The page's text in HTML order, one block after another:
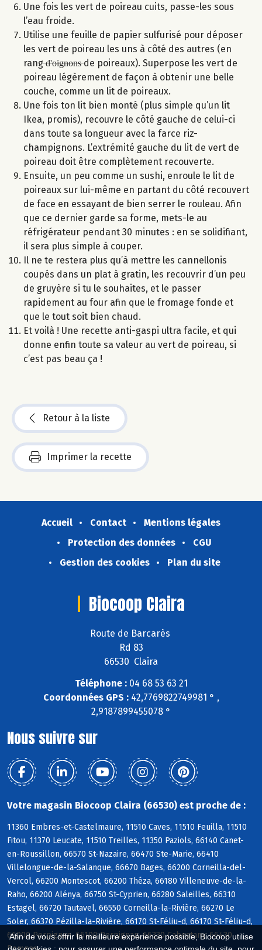
Afin de vous offrir la meilleure expérience possible, Biocoop utilise
Une fois les vert de poireau cuits, passe-les sous
l’eau froide.
Utilise une feuille de papier sulfurisé pour déposer
les vert de poireau les uns à côté des autres (en
rang ̶d̶'̶o̶i̶g̶n̶o̶n̶s̶ de poireaux). Superpose les vert de
poireau légèrement de façon à obtenir une belle
couche, comme un lit de poireaux.
Une fois ton lit bien monté (plus simple qu’un lit
Ikea, promis), recouvre le côté gauche de celui-ci
dans toute sa longueur avec la farce riz-
champignons. L’extrémité gauche du lit de vert de
poireau doit être complètement recouverte.
Ensuite, un peu comme un sushi, enroule le lit de
poireaux sur lui-même en partant du côté recouvert
de face en essayant de bien serrer le rouleau. Afin
que ce dernier garde sa forme, mets-le au
réfrigérateur pendant 30 minutes : en se solidifiant,
il sera plus simple à couper.
Il ne te restera plus qu’à mettre les cannellonis
coupés dans un plat à gratin, les recouvrir d’un peu
de gruyère si tu le souhaites, et le passer
rapidement au four afin que le fromage fonde et
que le tout soit bien chaud.
Et voilà ! Une recette anti-gaspi ultra facile, et qui
donne enfin toute sa valeur au vert de poireau, si
c’est pas beau ça !
Retour à la liste
Imprimer la recette
Accueil Contact
Mentions légales
Protection des données
CGU
Gestion des cookies
Plan du site
Biocoop Claira
Route de Barcarès
Rd 83
66530 Claira
Téléphone :04 68 53 63 21
Coordonnées GPS :42,7769822749981 ° ,
2,9187899455078 °
Nous suivre sur
Votre magasin Biocoop Claira (66530) est proche de :
11360 Embres-et-Castelmaure, 11510 Caves, 11510 Feuilla, 11510
Fitou, 11370 Leucate, 11510 Treilles, 11350 Paziols, 66140 Canet-
en-Roussillon, 66570 St-Nazaire, 66470 Ste-Marie, 66410
Villelongue-de-la-Salanque, 66670 Bages, 66200 Corneilla-del-
Vercol, 66200 Montescot, 66200 Théza, 66180 Villeneuve-de-la-
Raho, 66200 Alénya, 66750 St-Cyprien, 66280 Saleilles, 66310
Estagel, 66720 Tautavel, 66550 Corneilla-la-Rivière, 66270 Le
Soler, 66370 Pézilla-la-Rivière, 66170 St-Féliu-d, 66170 St-Féliu-d,
66000 Perpignan, 66100 Perpignan, 66330 Cabestany, 66430